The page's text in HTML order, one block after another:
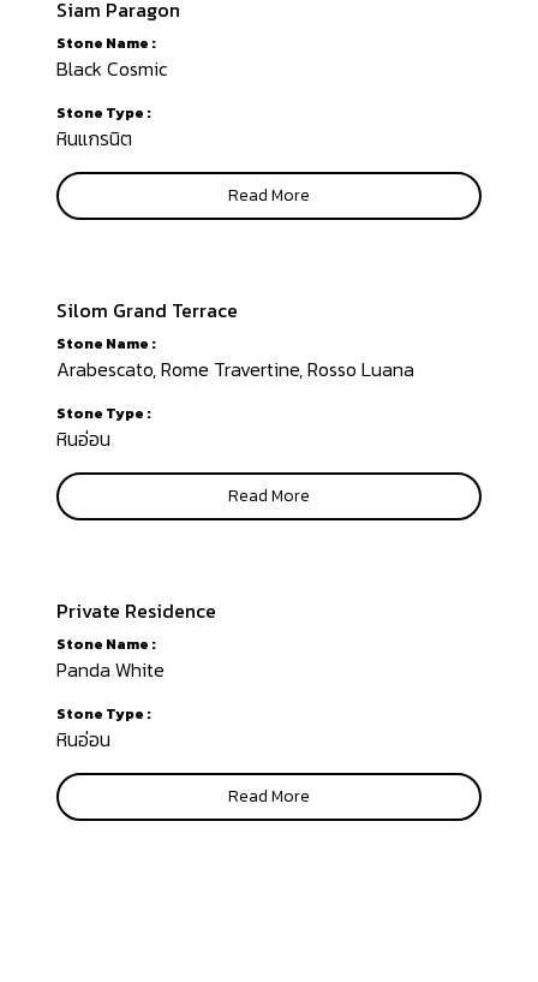
Siam Paragon
Stone Name :
Black Cosmic
Stone Type :
หินแกรนิต
Read More
Silom Grand Terrace
Stone Name :
Arabescato, Rome Travertine, Rosso Luana
Stone Type :
หินอ่อน
Read More
Private Residence
Stone Name :
Panda White
Stone Type :
หินอ่อน
Read More